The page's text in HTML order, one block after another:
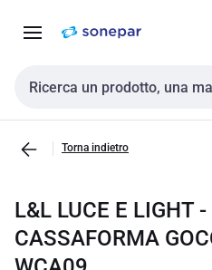
navigazione alla
Cerca input
Torna indietro
L&L LUCE E LIGHT
CASSAFORMA